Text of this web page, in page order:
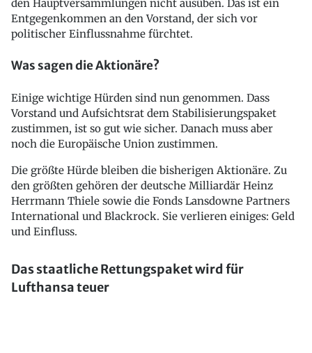
den Hauptversammlungen nicht ausüben. Das ist ein
Entgegenkommen an den Vorstand, der sich vor
politischer Einflussnahme fürchtet.
Was sagen die Aktionäre?
Einige wichtige Hürden sind nun genommen. Dass
Vorstand und Aufsichtsrat dem Stabilisierungspaket
zustimmen, ist so gut wie sicher. Danach muss aber
noch die Europäische Union zustimmen.
Die größte Hürde bleiben die bisherigen Aktionäre. Zu
den größten gehören der deutsche Milliardär Heinz
Herrmann Thiele sowie die Fonds Lansdowne Partners
International und Blackrock. Sie verlieren einiges: Geld
und Einfluss.
Das staatliche Rettungspaket wird für
Lufthansa teuer